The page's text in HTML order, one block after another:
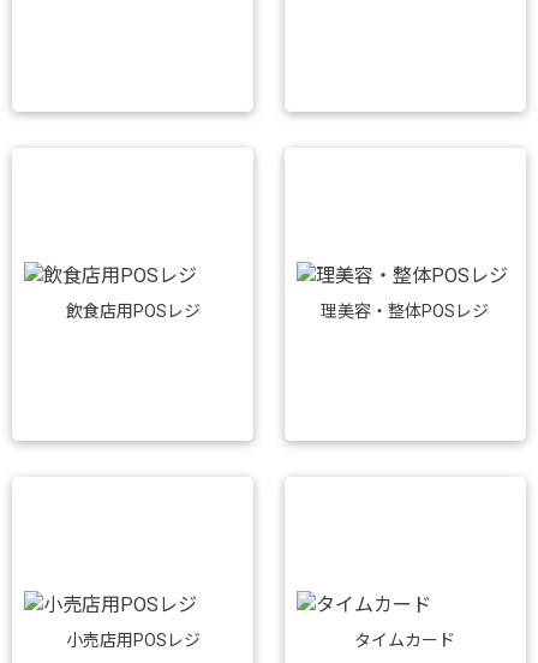
飲食店用POSレジ 理美容・整体POSレジ
小売店用POSレジ タイムカード